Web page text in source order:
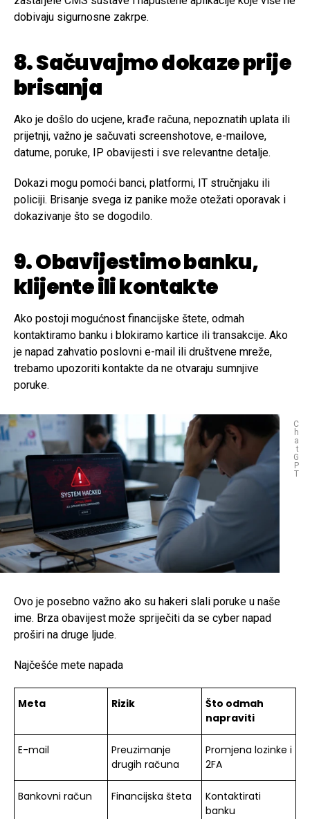
dobivaju sigurnosne zakrpe.
8. Sačuvajmo dokaze prije
brisanja
Ako je došlo do ucjene, krađe računa, nepoznatih uplata ili
prijetnji, važno je sačuvati screenshotove, e-mailove,
datume, poruke, IP obavijesti i sve relevantne detalje.
Dokazi mogu pomoći banci, platformi, IT stručnjaku ili
policiji. Brisanje svega iz panike može otežati oporavak i
dokazivanje što se dogodilo.
9. Obavijestimo banku,
klijente ili kontakte
Ako postoji mogućnost financijske štete, odmah
kontaktiramo banku i blokiramo kartice ili transakcije. Ako
je napad zahvatio poslovni e-mail ili društvene mreže,
trebamo upozoriti kontakte da ne otvaraju sumnjive
poruke.
C
h
a
t
G
P
T
Ovo je posebno važno ako su hakeri slali poruke u naše
ime. Brza obavijest može spriječiti da se cyber napad
proširi na druge ljude.
Najčešće mete napada
Meta Rizik
Što odmah
napraviti
E-mail
Preuzimanje
drugih računa
Promjena lozinke i
2FA
Bankovni račun Financijska šteta
Kontaktirati
banku